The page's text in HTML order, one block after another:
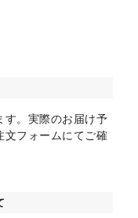
す。実際のお届け予
文フォームにてご確